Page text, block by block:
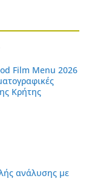
Film Menu 2026
Κρήτης
ανάλυσης με